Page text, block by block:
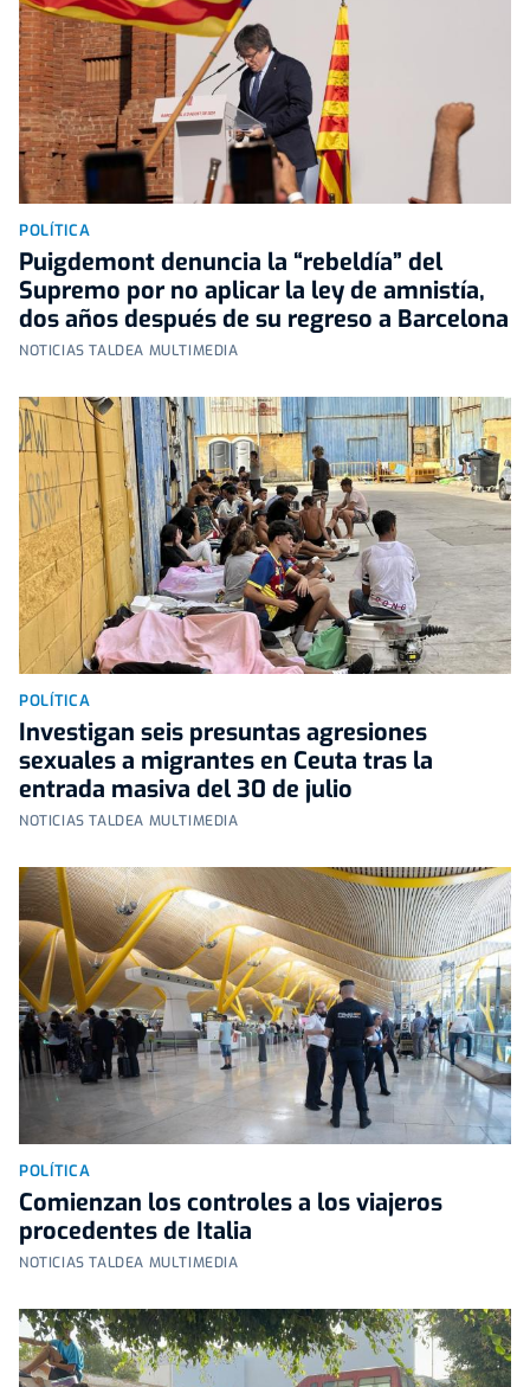
POLÍTICA
Puigdemont denuncia la “rebeldía” del
Supremo por no aplicar la ley de amnistía,
dos años después de su regreso a Barcelona
NOTICIAS TALDEA MULTIMEDIA
POLÍTICA
Investigan seis presuntas agresiones
sexuales a migrantes en Ceuta tras la
entrada masiva del 30 de julio
NOTICIAS TALDEA MULTIMEDIA
POLÍTICA
Comienzan los controles a los viajeros
procedentes de Italia
NOTICIAS TALDEA MULTIMEDIA